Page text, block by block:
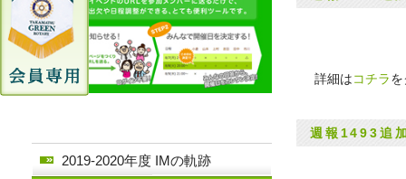
詳細はコチラ
週報1493追
2019-2020年度 IMの軌跡